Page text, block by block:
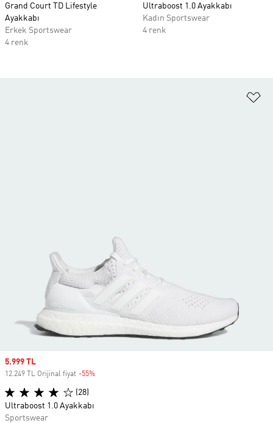
Grand Court TD Lifestyle
Ayakkabı
Erkek Sportswear
4 renk
Ultraboost 1.0 Ayakkabı
Kadın Sportswear
4 renk
Sale price
5.999 TL
12.249 TL Orijinal fiyat -55%
(28)
Ultraboost 1.0 Ayakkabı
Sportswear